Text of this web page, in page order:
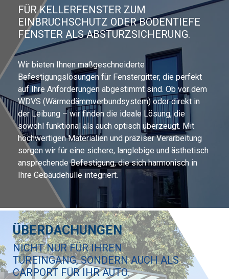
FÜR KELLERFENSTER ZUM
EINBRUCHSCHUTZ ODER BODENTIEFE
FENSTER ALS ABSTURZSICHERUNG.
Wir bieten Ihnen maßgeschneiderte
Befestigungslösungen für Fenstergitter, die perfekt
auf Ihre Anforderungen abgestimmt sind. Ob vor dem
WDVS (Wärmedämmverbundsystem) oder direkt in
der Leibung – wir finden die ideale Lösung, die
sowohl funktional als auch optisch überzeugt. Mit
hochwertigen Materialien und präziser Verarbeitung
sorgen wir für eine sichere, langlebige und ästhetisch
ansprechende Befestigung, die sich harmonisch in
Ihre Gebäudehülle integriert.
ÜBERDACHUNGEN
NICHT NUR FÜR IHREN
TÜREINGANG, SONDERN AUCH ALS
CARPORT FÜR IHR AUTO.